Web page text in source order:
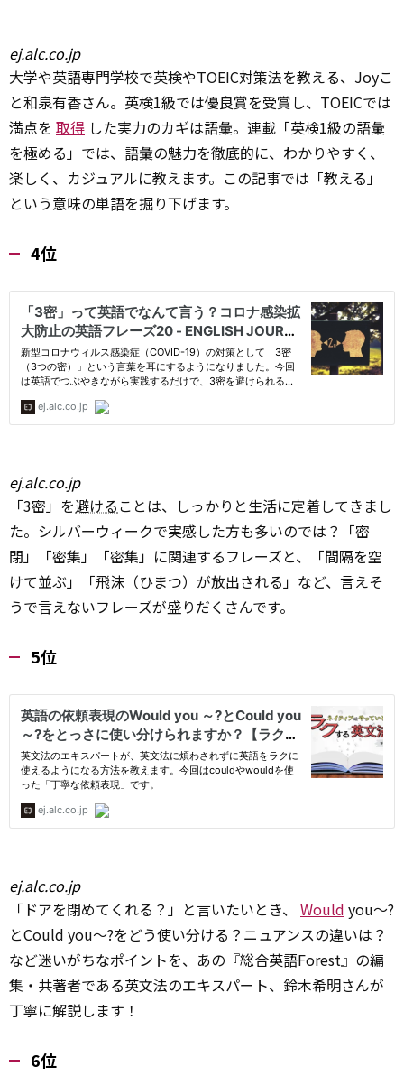
ej.alc.co.jp
大学や英語専門学校で英検やTOEIC対策法を教える、Joyこ
と和泉有香さん。英検1級では優良賞を受賞し、TOEICでは
満点を 取得 した実力のカギは語彙。連載「英検1級の語彙
を極める」では、語彙の魅力を徹底的に、わかりやすく、
楽しく、カジュアルに教えます。この記事では「教える」
という意味の単語を掘り下げます。
4位
ej.alc.co.jp
「3密」を避けることは、しっかりと生活に定着してきまし
た。シルバーウィークで実感した方も多いのでは？「密
閉」「密集」「密集」に関連するフレーズと、「間隔を空
けて並ぶ」「飛沫（ひまつ）が放出される」など、言えそ
うで言えないフレーズが盛りだくさんです。
5位
ej.alc.co.jp
「ドアを閉めてくれる？」と言いたいとき、 Would you～?
とCould you～?をどう使い分ける？ニュアンスの違いは？
など迷いがちなポイントを、あの『総合英語Forest』の編
集・共著者である英文法のエキスパート、鈴木希明さんが
丁寧に解説します！
6位